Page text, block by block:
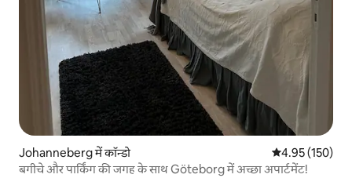
Johanneberg में कॉन्डो औसत रेटिंग 5 में से
4.95 (150)
बगीचे और पार्किंग की जगह के साथ Göteborg में अच्छा अपार्टमेंट!